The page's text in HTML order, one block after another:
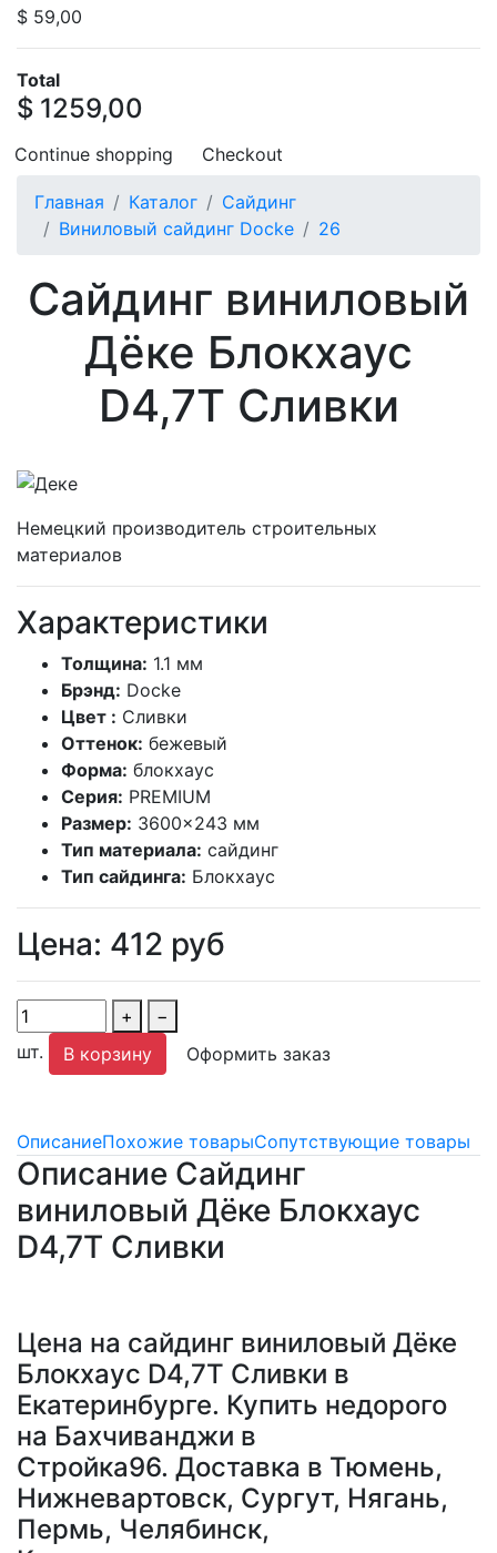
$ 59,00
Total
$ 1259,00
Continue shopping Checkout
Главная Каталог
Сайдинг
Виниловый сайдинг Docke
26
Сайдинг виниловый
Дёке Блокхаус
D4,7T Сливки
Немецкий производитель строительных
материалов
Характеристики
Толщина: 1.1 мм
Брэнд: Docke
Цвет : Сливки
Оттенок: бежевый
Форма: блокхаус
Серия: PREMIUM
Размер: 3600×243 мм
Тип материала: сайдинг
Тип сайдинга: Блокхаус
Цена: 412 руб
+
−
шт.
В корзину Оформить заказ
ОписаниеПохожие товарыСопутствующие товары
Описание Сайдинг
виниловый Дёке Блокхаус
D4,7T Сливки
Цена на сайдинг виниловый Дёке
Блокхаус D4,7T Сливки в
Екатеринбурге. Купить недорого
на Бахчиванджи в
Стройка96. Доставка в Тюмень,
Нижневартовск, Сургут, Нягань,
Пермь, Челябинск,